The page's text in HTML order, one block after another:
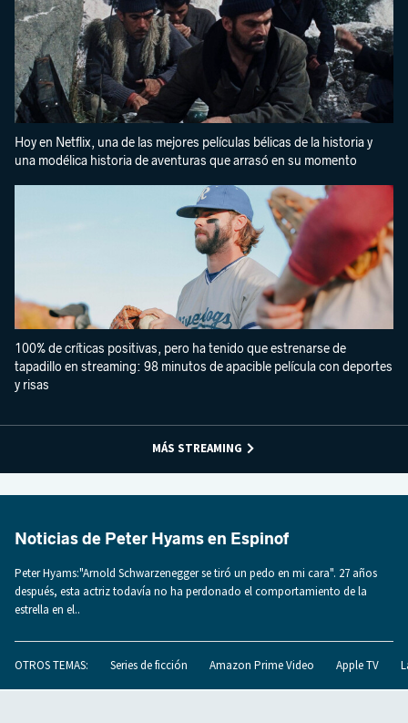
Hoy en Netflix, una de las mejores películas bélicas de la historia y
una modélica historia de aventuras que arrasó en su momento
100% de críticas positivas, pero ha tenido que estrenarse de
tapadillo en streaming: 98 minutos de apacible película con deportes
y risas
MÁS STREAMING
Noticias de Peter Hyams en Espinof
Peter Hyams:"Arnold Schwarzenegger se tiró un pedo en mi cara". 27 años
después, esta actriz todavía no ha perdonado el comportamiento de la
estrella en el..
OTROS TEMAS: Series de ficción Amazon Prime Video Apple TV